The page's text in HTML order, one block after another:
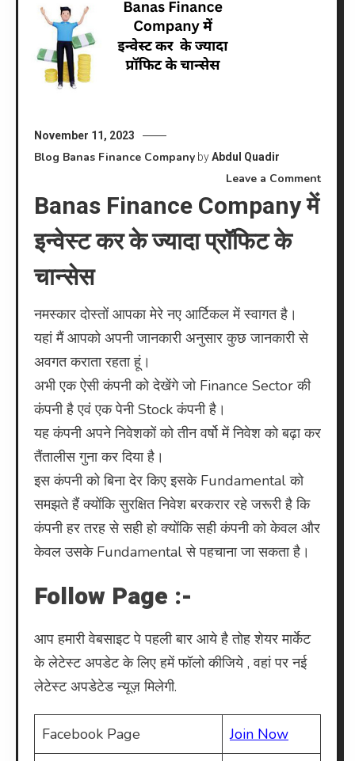
November 11, 2023
Blog Banas Finance Company byAbdul Quadir
Leave a Commenton
Banas Finance Company में
इन्वेस्ट कर के ज्यादा प्रॉफिट के
चान्सेस
नमस्कार दोस्तों आपका मेरे नए आर्टिकल में स्वागत है।
यहां मैं आपको अपनी जानकारी अनुसार कुछ जानकारी से
अवगत कराता रहता हूं।
अभी एक ऐसी कंपनी को देखेंगे जो Finance Sector की
कंपनी है एवं एक पेनी Stock कंपनी है।
यह कंपनी अपने निवेशकों को तीन वर्षो में निवेश को बढ़ा कर
तैंतालीस गुना कर दिया है।
इस कंपनी को बिना देर किए इसके Fundamental को
समझते हैं क्योंकि सुरक्षित निवेश बरकरार रहे जरूरी है कि
कंपनी हर तरह से सही हो क्योंकि सही कंपनी को केवल और
केवल उसके Fundamental से पहचाना जा सकता है।
Follow Page :-
आप हमारी वेबसाइट पे पहली बार आये है तोह शेयर मार्केट
के लेटेस्ट अपडेट के लिए हमें फॉलो कीजिये , वहां पर नई
लेटेस्ट अपडेटेड न्यूज़ मिलेगी.
Facebook Page Join Now